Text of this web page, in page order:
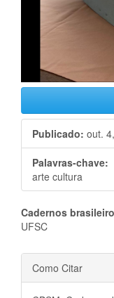
Publicado: out.
Palavras-chave:
arte cultura
Conteúdo
artigo
Cadernos
UFSC
Detalhes
do
Como Citar